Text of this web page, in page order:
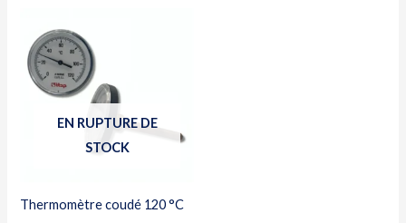
EN RUPTURE DE
STOCK
Thermomètre coudé 120 °C